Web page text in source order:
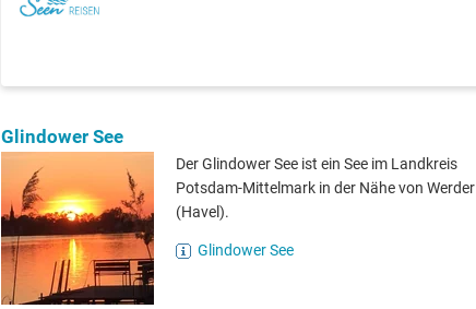
Glindower See
Der Glindower See ist ein See im Landkreis
Potsdam-Mittelmark in der Nähe von Werder
(Havel).
Glindower See